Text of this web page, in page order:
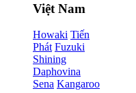
Việt Nam
Howaki Tiến
Phát Fuzuki
Shining
Daphovina
Sena Kangaroo